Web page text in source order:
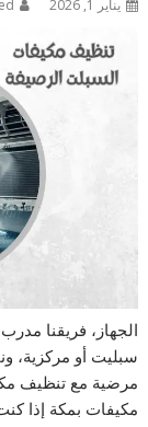
يناير 1, 2026
الجهاز، فريقنا
سبليت أو مركزية،
مرضية مع تنظيف
مكيفات بمكة إذا